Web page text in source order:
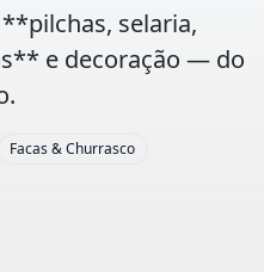
selaria,
e decoração — do
Facas & Churrasco